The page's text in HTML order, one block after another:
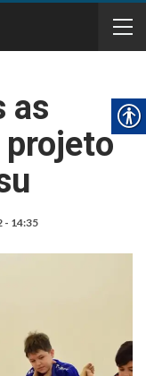
as
projeto
- 14:35